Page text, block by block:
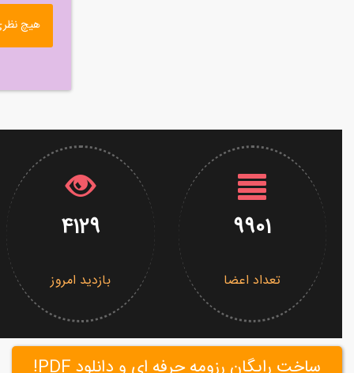
هیچ
9901
تعداد اعضا
4129
بازدید امروز